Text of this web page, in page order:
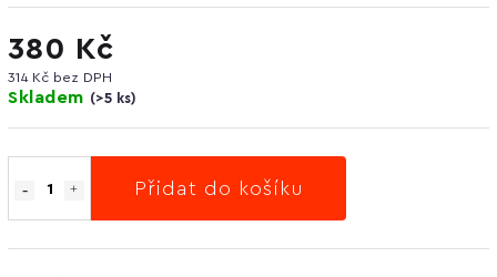
380 Kč
314 Kč bez DPH
Skladem (>5 ks)
Přidat do košíku